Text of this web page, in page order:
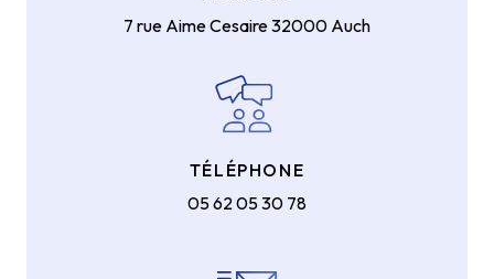
7 rue Aime Cesaire32000 Auch
TÉLÉPHONE
05 62 05 30 78